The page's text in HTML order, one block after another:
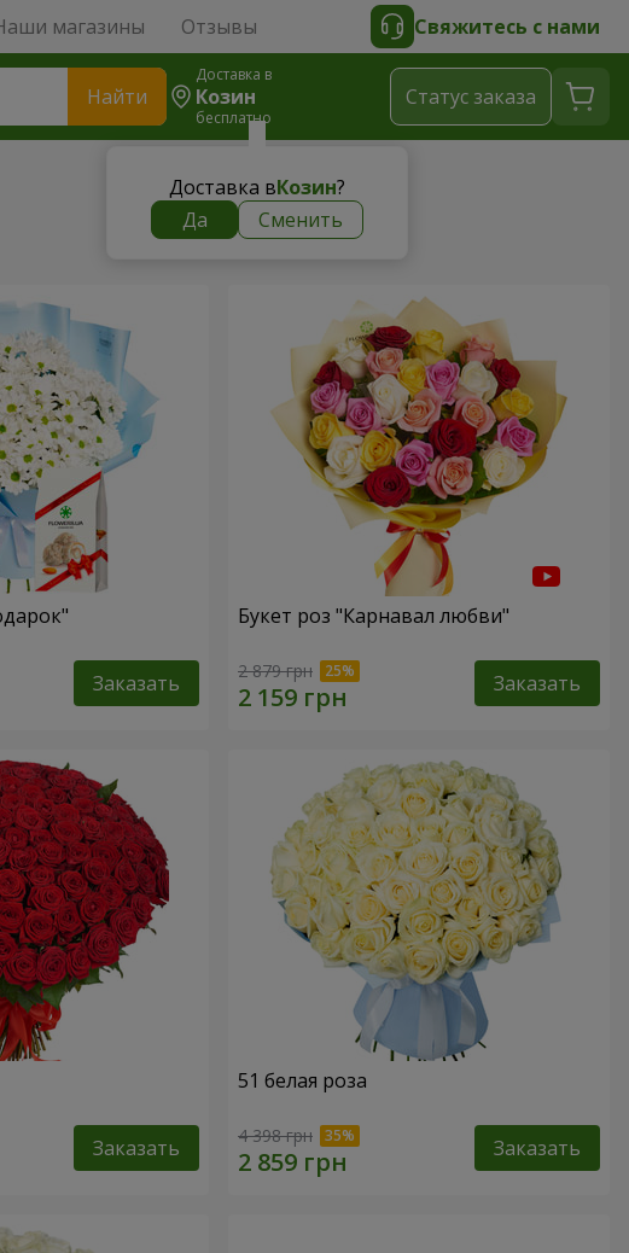
магазины Отзывы Свяжитесь с нами
Найти
Доставка в
Козин
бесплатно
Доставка вКозин?
Да
Сменить
Cтатус заказа
Заказать
Букет роз "Карнавал любви"
2 879 грн Заказать
Заказать
51 белая роза
4 398 грн Заказать